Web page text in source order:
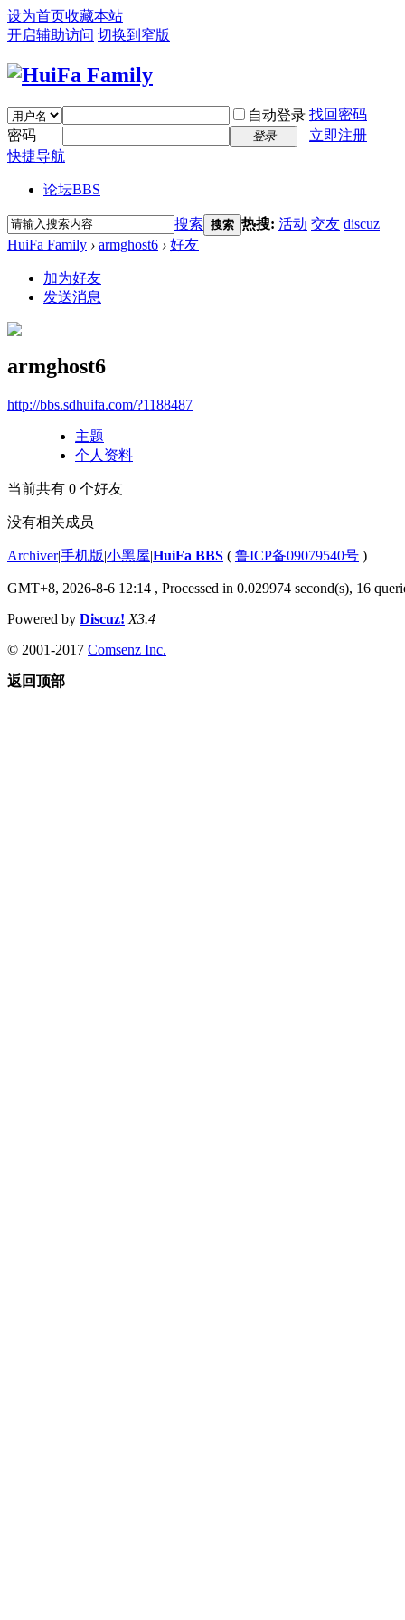
设为首页收藏本站
开启辅助访问 切换到窄版
自动登录 找回密码
密码
登录
立即注册
快捷导航
论坛BBS
搜索 搜索 热搜: 活动 交友 discuz
HuiFa Family › armghost6 › 好友
加为好友
发送消息
armghost6
http://bbs.sdhuifa.com/?1188487
主题
个人资料
当前共有 0 个好友
没有相关成员
Archiver|手机版|小黑屋|HuiFa BBS ( 鲁ICP备09079540号 )
GMT+8, 2026-8-6 12:14 , Processed in 0.029974 second(s), 16
Powered by Discuz! X3.4
© 2001-2017 Comsenz Inc.
返回顶部